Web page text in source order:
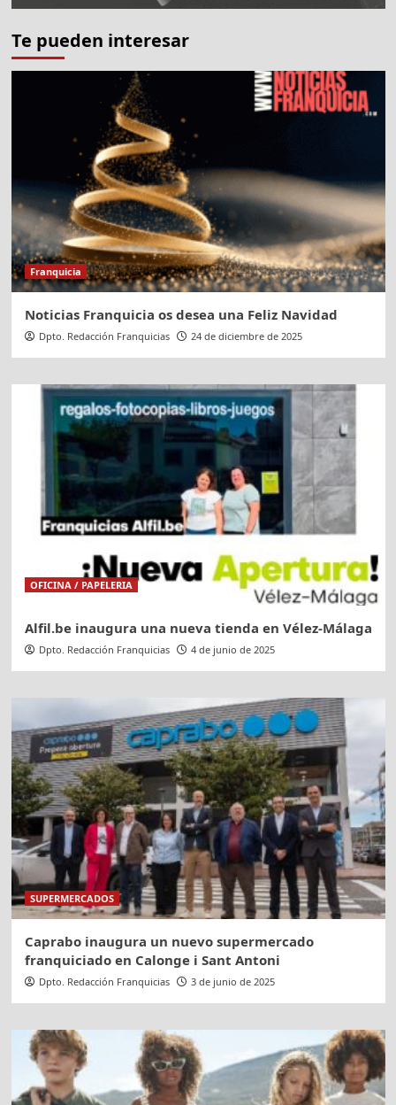
Te pueden interesar
Franquicia
Noticias Franquicia os desea una Feliz Navidad
Dpto. Redacción Franquicias 24 de diciembre de 2025
OFICINA / PAPELERIA
Alfil.be inaugura una nueva tienda en Vélez-Málaga
Dpto. Redacción Franquicias 4 de junio de 2025
SUPERMERCADOS
Caprabo inaugura un nuevo supermercado
franquiciado en Calonge i Sant Antoni
Dpto. Redacción Franquicias 3 de junio de 2025